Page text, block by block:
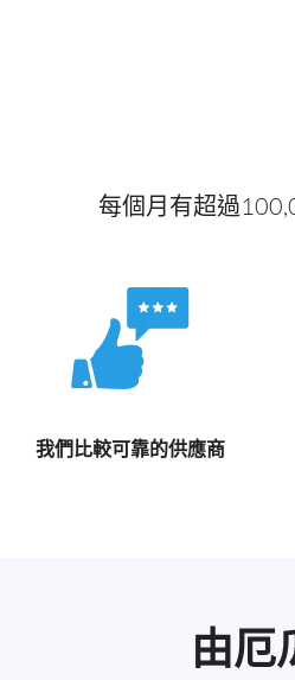
每個月有超過
我們比較可靠的供應商
由厄